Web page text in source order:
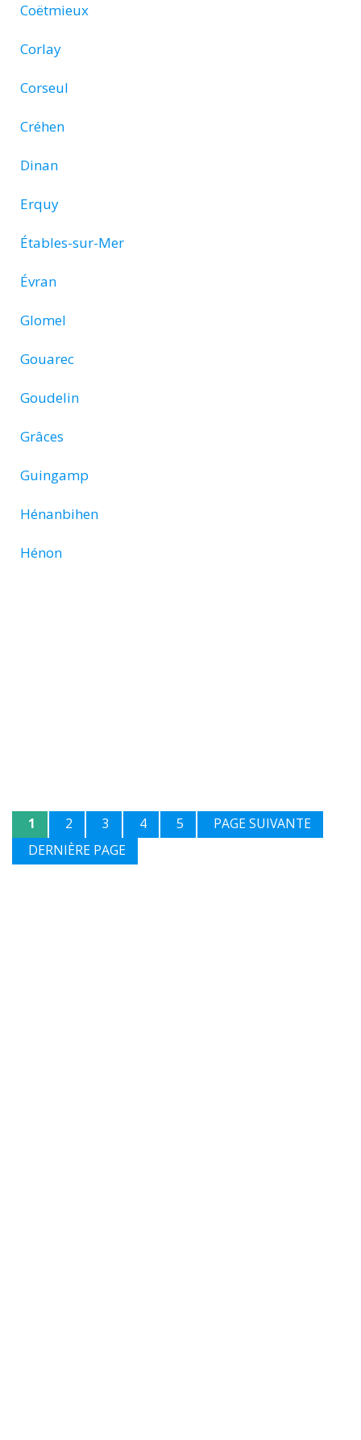
Coëtmieux
Corlay
Corseul
Créhen
Dinan
Erquy
Étables-sur-Mer
Évran
Glomel
Gouarec
Goudelin
Grâces
Guingamp
Hénanbihen
Hénon
1 2 3 4 5
PAGE SUIVANTE
DERNIÈRE PAGE